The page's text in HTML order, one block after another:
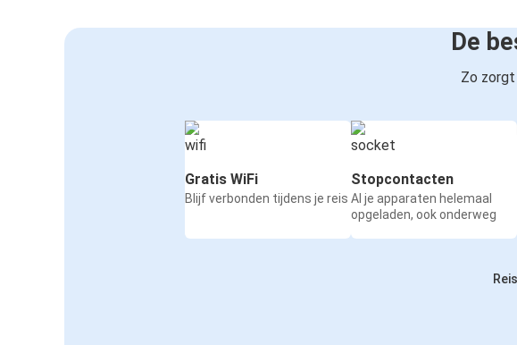
De
Zo
Gratis WiFi
Blijf verbonden tijdens je reis
Stopcontacten
Al je apparaten helemaal
opgeladen, ook onderweg